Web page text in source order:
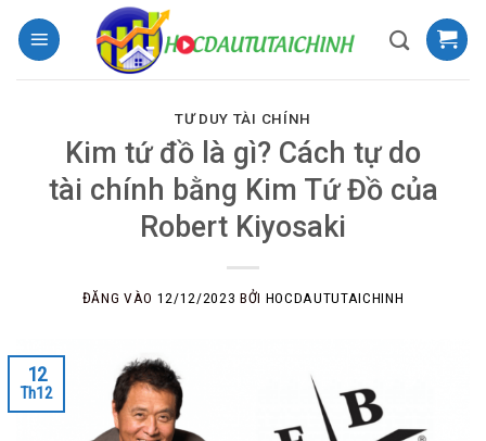
qua
nội
TƯ DUY TÀI CHÍNH
Kim tứ đồ là gì? Cách tự do
tài chính bằng Kim Tứ Đồ của
Robert Kiyosaki
ĐĂNG VÀO 12/12/2023 BỞI HOCDAUTUTAICHINH
12
Th12